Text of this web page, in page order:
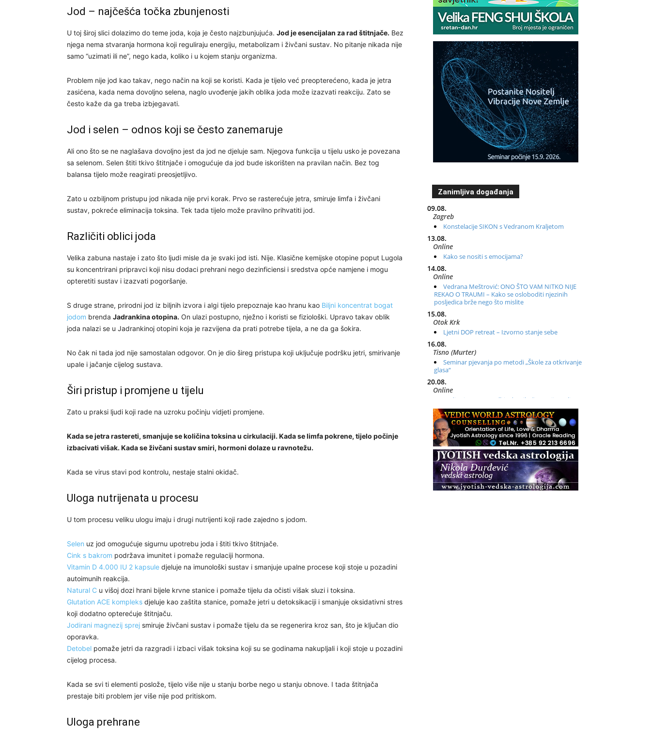
Jod – najčešća točka zbunjenosti
U toj široj slici dolazimo do teme joda, koja je često najzbunjujuća. Jod je esencijalan za rad štitnjače. Bez
njega nema stvaranja hormona koji reguliraju energiju, metabolizam i živčani sustav. No pitanje nikada nije
samo “uzimati ili ne”, nego kada, koliko i u kojem stanju organizma.
Problem nije jod kao takav, nego način na koji se koristi. Kada je tijelo već preopterećeno, kada je jetra
zasićena, kada nema dovoljno selena, naglo uvođenje jakih oblika joda može izazvati reakciju. Zato se
često kaže da ga treba izbjegavati.
Jod i selen – odnos koji se često zanemaruje
Ali ono što se ne naglašava dovoljno jest da jod ne djeluje sam. Njegova funkcija u tijelu usko je povezana
sa selenom. Selen štiti tkivo štitnjače i omogućuje da jod bude iskorišten na pravilan način. Bez tog
balansa tijelo može reagirati preosjetljivo.
Zato u ozbiljnom pristupu jod nikada nije prvi korak. Prvo se rasterećuje jetra, smiruje limfa i živčani
sustav, pokreće eliminacija toksina. Tek tada tijelo može pravilno prihvatiti jod.
Različiti oblici joda
Velika zabuna nastaje i zato što ljudi misle da je svaki jod isti. Nije. Klasične kemijske otopine poput Lugola
su koncentrirani pripravci koji nisu dodaci prehrani nego dezinficiensi i sredstva opće namjene i mogu
opteretiti sustav i izazvati pogoršanje.
S druge strane, prirodni jod iz biljnih izvora i algi tijelo prepoznaje kao hranu kao Biljni koncentrat bogat
jodom brenda Jadrankina otopina. On ulazi postupno, nježno i koristi se fiziološki. Upravo takav oblik
joda nalazi se u Jadrankinoj otopini koja je razvijena da prati potrebe tijela, a ne da ga šokira.
No čak ni tada jod nije samostalan odgovor. On je dio šireg pristupa koji uključuje podršku jetri, smirivanje
upale i jačanje cijelog sustava.
Širi pristup i promjene u tijelu
Zato u praksi ljudi koji rade na uzroku počinju vidjeti promjene.
Kada se jetra rastereti, smanjuje se količina toksina u cirkulaciji. Kada se limfa pokrene, tijelo počinje
izbacivati višak. Kada se živčani sustav smiri, hormoni dolaze u ravnotežu.
Kada se virus stavi pod kontrolu, nestaje stalni okidač.
Uloga nutrijenata u procesu
U tom procesu veliku ulogu imaju i drugi nutrijenti koji rade zajedno s jodom.
Selen uz jod omogućuje sigurnu upotrebu joda i štiti tkivo štitnjače.
Cink s bakrom podržava imunitet i pomaže regulaciji hormona.
Vitamin D 4.000 IU 2 kapsule djeluje na imunološki sustav i smanjuje upalne procese koji stoje u pozadini
autoimunih reakcija.
Natural C u višoj dozi hrani bijele krvne stanice i pomaže tijelu da očisti višak sluzi i toksina.
Glutation ACE kompleks djeluje kao zaštita stanice, pomaže jetri u detoksikaciji i smanjuje oksidativni stres
koji dodatno opterećuje štitnjaču.
Jodirani magnezij sprej smiruje živčani sustav i pomaže tijelu da se regenerira kroz san, što je ključan dio
oporavka.
Detobel pomaže jetri da razgradi i izbaci višak toksina koji su se godinama nakupljali i koji stoje u pozadini
cijelog procesa.
Kada se svi ti elementi poslože, tijelo više nije u stanju borbe nego u stanju obnove. I tada štitnjača
prestaje biti problem jer više nije pod pritiskom.
Uloga prehrane
Zanimljiva događanja
09.08.
Zagreb
Konstelacije SIKON s Vedranom Kraljetom
13.08.
Online
Kako se nositi s emocijama?
14.08.
Online
Vedrana Meštrović: ONO ŠTO VAM NITKO NIJE
REKAO O TRAUMI – Kako se osloboditi njezinih
posljedica brže nego što mislite
15.08.
Otok Krk
Ljetni DOP retreat – Izvorno stanje sebe
16.08.
Tisno (Murter)
Seminar pjevanja po metodi „Škole za otkrivanje
glasa“
20.08.
Online
Radionica: Pomagači iz drugih dimenzija Online –
otvoreno za sve
21.08.
Zagreb+Online
Osnovni ThetaHealing® tečaj, Zagreb i Online
22.08.
Zagreb
Osnovna radionica za izscjeljivanje pranom (Basic
Pranic Healing course)
Pula